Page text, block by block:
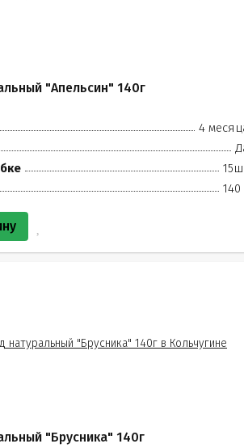
"Апельсин" 140г
4
140
"Брусника" 140г